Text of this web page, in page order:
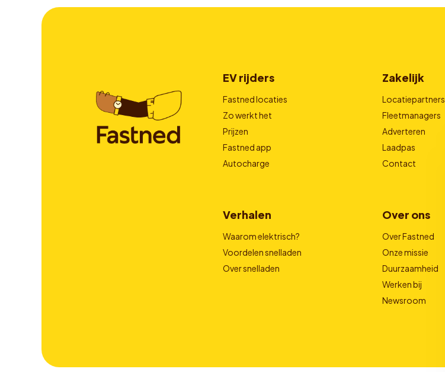
EV rijders
Fastned locaties
Zo werkt het
Prijzen
Fastned app
Autocharge
Zakelijk
Locatiepartners
Fleetmanagers
Adverteren
Laadpas
Contact
Verhalen
Waarom elektrisch?
Voordelen snelladen
Over snelladen
Over ons
Over Fastned
Onze missie
Duurzaamheid
Werken bij
Newsroom